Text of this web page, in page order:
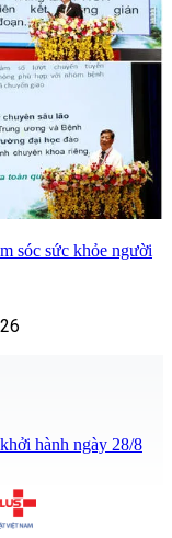
sóc sức khỏe người
hành ngày 28/8